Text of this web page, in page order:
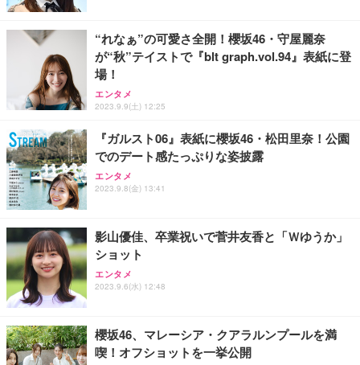
“れなぁ”の可愛さ全開！櫻坂46・守屋麗奈
が“秋”テイストで『blt graph.vol.94』表紙に登
場！
エンタメ
2023.9.9(土) 12:25
『ガルスト06』表紙に櫻坂46・松田里奈！公園
でのデート感たっぷりな姿披露
エンタメ
2023.9.8(金) 13:41
影山優佳、卒業祝いで菅井友香と「Ｗゆうか」
ショット
エンタメ
2023.9.6(水) 12:48
櫻坂46、マレーシア・クアラルンプールを満
喫！オフショットを一挙公開